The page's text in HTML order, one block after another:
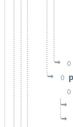
0
0
0